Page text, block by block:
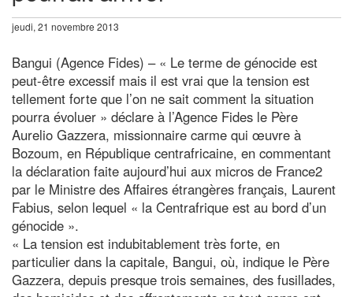
jeudi, 21 novembre 2013
Bangui (Agence Fides) – « Le terme de génocide est
peut-être excessif mais il est vrai que la tension est
tellement forte que l’on ne sait comment la situation
pourra évoluer » déclare à l’Agence Fides le Père
Aurelio Gazzera, missionnaire carme qui œuvre à
Bozoum, en République centrafricaine, en commentant
la déclaration faite aujourd’hui aux micros de France2
par le Ministre des Affaires étrangères français, Laurent
Fabius, selon lequel « la Centrafrique est au bord d’un
génocide ».
« La tension est indubitablement très forte, en
particulier dans la capitale, Bangui, où, indique le Père
Gazzera, depuis presque trois semaines, des fusillades,